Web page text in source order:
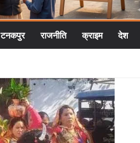
टनकपुर राजनीति क्राइम देश